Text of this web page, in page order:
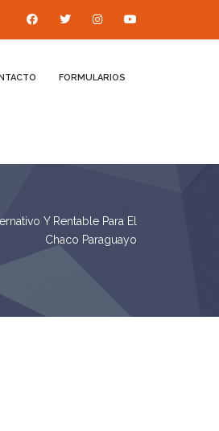
FORMULARIOS
Y Rentable Para El
Chaco Paraguayo